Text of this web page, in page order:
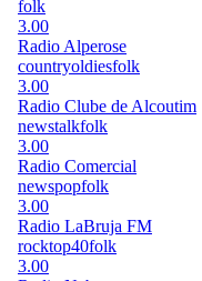
folk
3.00
Radio Alperose
countryoldiesfolk
3.00
Radio Clube de Alcoutim
newstalkfolk
3.00
Radio Comercial
newspopfolk
3.00
Radio LaBruja FM
rocktop40folk
3.00